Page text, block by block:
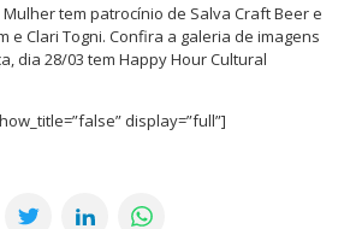
tem patrocínio de Salva Craft Beer e
e Clari Togni. Confira a galeria de imagens
dia 28/03 tem Happy Hour Cultural
display=”full”]